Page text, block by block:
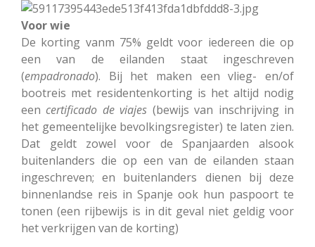
Voor wie
De korting vanm 75% geldt voor iedereen die op
een van de eilanden staat ingeschreven
(empadronado). Bij het maken een vlieg- en/of
bootreis met residentenkorting is het altijd nodig
eencertificado de viajes (bewijs van inschrijving in
het gemeentelijke bevolkingsregister) te laten zien.
Dat geldt zowel voor de Spanjaarden alsook
buitenlanders die op een van de eilanden staan
ingeschreven; en buitenlanders dienen bij deze
binnenlandse reis in Spanje ook hun paspoort te
tonen (een rijbewijs is in dit geval niet geldig voor
het verkrijgen van de korting)